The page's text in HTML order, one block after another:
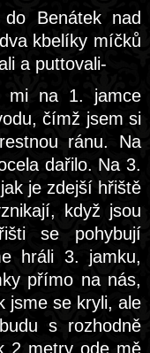
Benátek nad
kbelíky míčků
a puttovali-
mi na 1. jamce
čímž jsem si
ránu. Na
dařilo. Na 3.
je zdejší hřiště
když jsou
se pohybují
hráli 3. jamku,
přímo na nás,
jsme se kryli, ale
s rozhodně
2 metry ode mě